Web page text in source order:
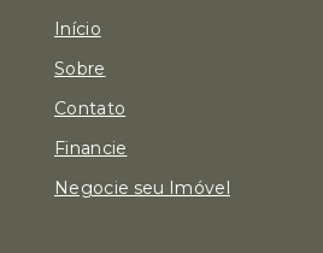
Início
Sobre
Contato
Financie
Negocie seu Imóvel